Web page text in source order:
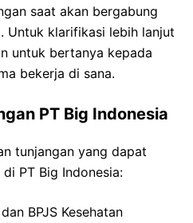
saat akan bergabung
Untuk klarifikasi lebih lanjut
untuk bertanya kepada
bekerja di sana.
PT Big Indonesia
tunjangan yang dapat
PT Big Indonesia:
BPJS Kesehatan